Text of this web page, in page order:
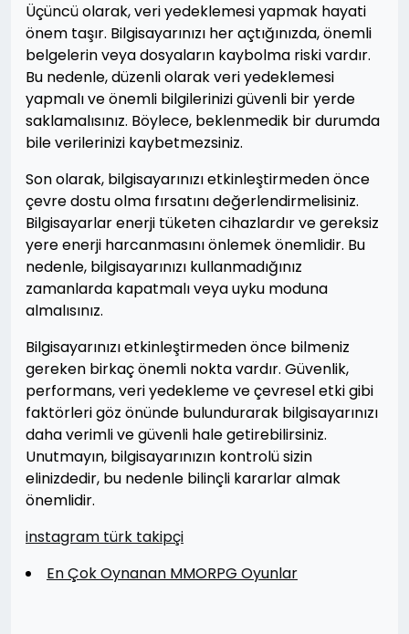
Üçüncü olarak, veri yedeklemesi yapmak hayati
önem taşır. Bilgisayarınızı her açtığınızda, önemli
belgelerin veya dosyaların kaybolma riski vardır.
Bu nedenle, düzenli olarak veri yedeklemesi
yapmalı ve önemli bilgilerinizi güvenli bir yerde
saklamalısınız. Böylece, beklenmedik bir durumda
bile verilerinizi kaybetmezsiniz.
Son olarak, bilgisayarınızı etkinleştirmeden önce
çevre dostu olma fırsatını değerlendirmelisiniz.
Bilgisayarlar enerji tüketen cihazlardır ve gereksiz
yere enerji harcanmasını önlemek önemlidir. Bu
nedenle, bilgisayarınızı kullanmadığınız
zamanlarda kapatmalı veya uyku moduna
almalısınız.
Bilgisayarınızı etkinleştirmeden önce bilmeniz
gereken birkaç önemli nokta vardır. Güvenlik,
performans, veri yedekleme ve çevresel etki gibi
faktörleri göz önünde bulundurarak bilgisayarınızı
daha verimli ve güvenli hale getirebilirsiniz.
Unutmayın, bilgisayarınızın kontrolü sizin
elinizdedir, bu nedenle bilinçli kararlar almak
önemlidir.
instagram türk takipçi
En Çok Oynanan MMORPG Oyunlar